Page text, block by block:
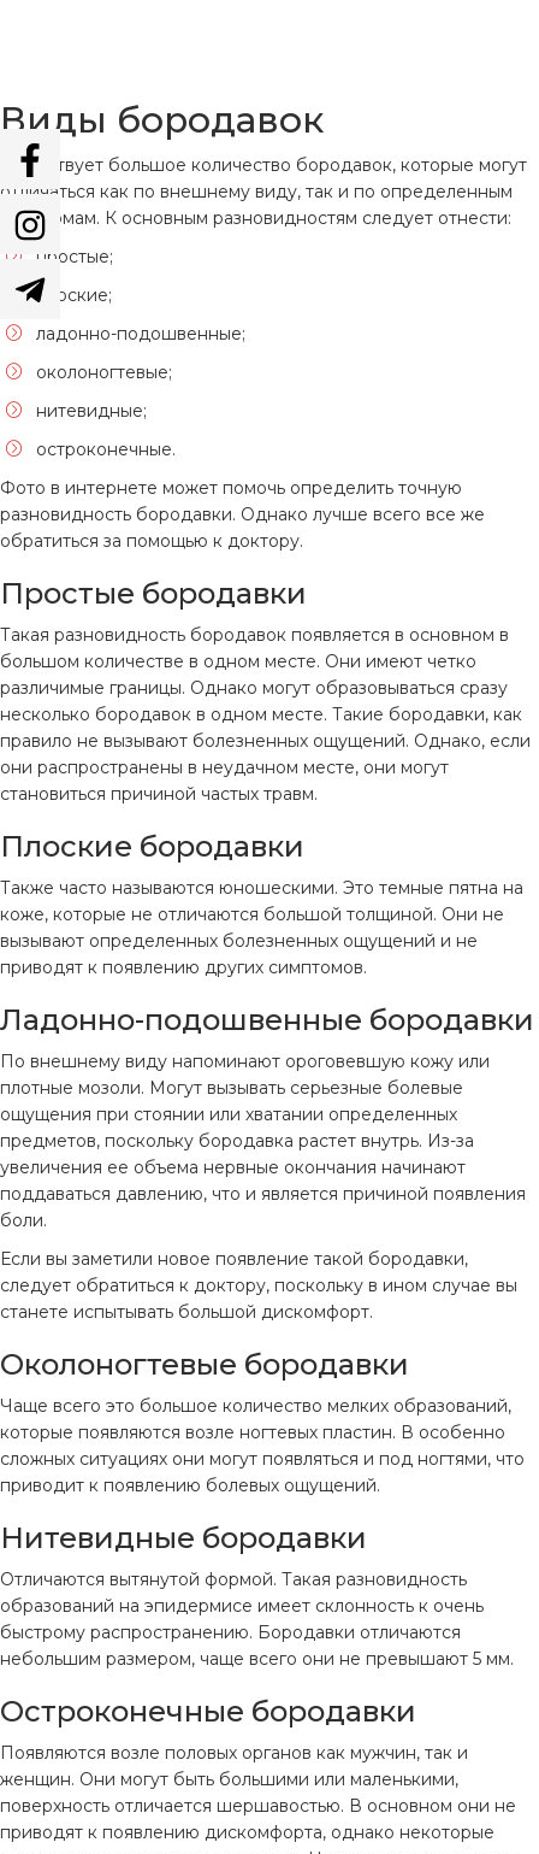
Виды бородавок
Существует большое количество бородавок, которые могут
отличаться как по внешнему виду, так и по определенным
симптомам. К основным разновидностям следует отнести:
простые;
плоские;
ладонно-подошвенные;
околоногтевые;
нитевидные;
остроконечные.
Фото в интернете может помочь определить точную
разновидность бородавки. Однако лучше всего все же
обратиться за помощью к доктору.
Простые бородавки
Такая разновидность бородавок появляется в основном в
большом количестве в одном месте. Они имеют четко
различимые границы. Однако могут образовываться сразу
несколько бородавок в одном месте. Такие бородавки, как
правило не вызывают болезненных ощущений. Однако, если
они распространены в неудачном месте, они могут
становиться причиной частых травм.
Плоские бородавки
Также часто называются юношескими. Это темные пятна на
коже, которые не отличаются большой толщиной. Они не
вызывают определенных болезненных ощущений и не
приводят к появлению других симптомов.
Ладонно-подошвенные бородавки
По внешнему виду напоминают ороговевшую кожу или
плотные мозоли. Могут вызывать серьезные болевые
ощущения при стоянии или хватании определенных
предметов, поскольку бородавка растет внутрь. Из-за
увеличения ее объема нервные окончания начинают
поддаваться давлению, что и является причиной появления
боли.
Если вы заметили новое появление такой бородавки,
следует обратиться к доктору, поскольку в ином случае вы
станете испытывать большой дискомфорт.
Околоногтевые бородавки
Чаще всего это большое количество мелких образований,
которые появляются возле ногтевых пластин. В особенно
сложных ситуациях они могут появляться и под ногтями, что
приводит к появлению болевых ощущений.
Нитевидные бородавки
Отличаются вытянутой формой. Такая разновидность
образований на эпидермисе имеет склонность к очень
быстрому распространению. Бородавки отличаются
небольшим размером, чаще всего они не превышают 5 мм.
Остроконечные бородавки
Появляются возле половых органов как мужчин, так и
женщин. Они могут быть большими или маленькими,
поверхность отличается шершавостью. В основном они не
приводят к появлению дискомфорта, однако некоторые